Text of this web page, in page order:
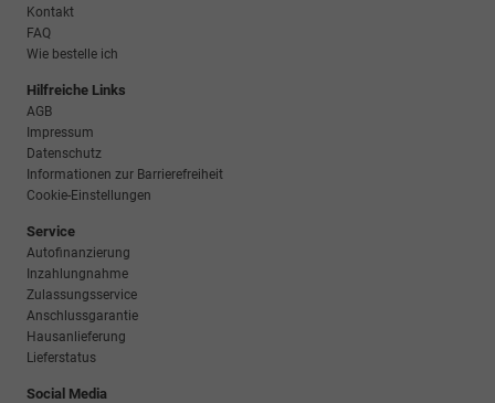
Kontakt
FAQ
Wie bestelle ich
Hilfreiche Links
AGB
Impressum
Datenschutz
Informationen zur Barrierefreiheit
Cookie-Einstellungen
Service
Autofinanzierung
Inzahlungnahme
Zulassungsservice
Anschlussgarantie
Hausanlieferung
Lieferstatus
Social Media